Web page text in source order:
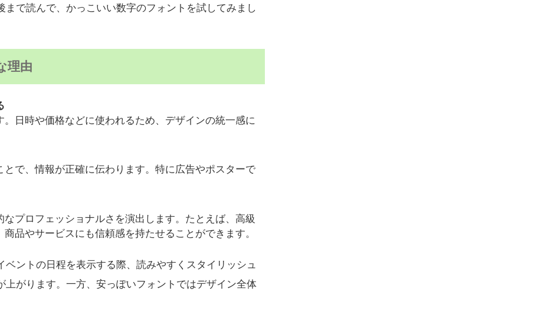
まで読んで、かっこいい数字のフォントを試してみまし
理由
日時や価格などに使われるため、デザインの統一感に
で、情報が正確に伝わります。特に広告やポスターで
プロフェッショナルさを演出します。たとえば、高級
品やサービスにも信頼感を持たせることができます。
ベントの日程を表示する際、読みやすくスタイリッシュ
上がります。一方、安っぽいフォントではデザイン全体